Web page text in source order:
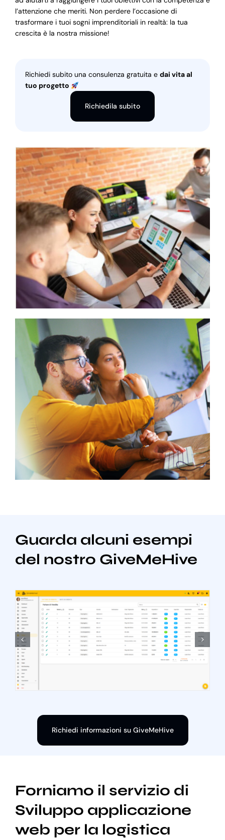
l’attenzione che meriti. Non perdere l’occasione di
trasformare i tuoi sogni imprenditoriali in realtà: la tua
crescita è la nostra missione!
Richiedi subito una consulenza gratuita e dai vita al
tuo progetto
Richiedila subito
Guarda alcuni esempi
del nostro GiveMeHive
Richiedi informazioni su GiveMeHive
Forniamo il servizio di
Sviluppo applicazione
web per la logistica